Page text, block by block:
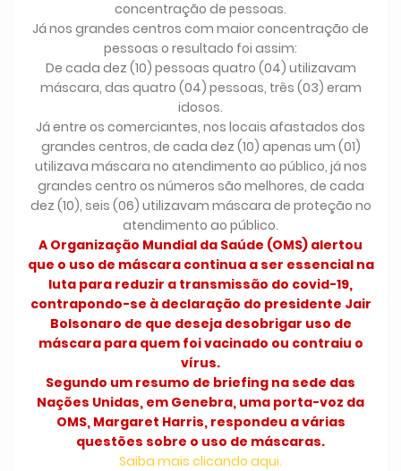
concentração de pessoas.
Já nos grandes centros com maior concentração de
pessoas o resultado foi assim:
De cada dez (10) pessoas quatro (04) utilizavam
máscara, das quatro (04) pessoas, três (03) eram
idosos.
Já entre os comerciantes, nos locais afastados dos
grandes centros, de cada dez (10) apenas um (01)
utilizava máscara no atendimento ao público, já nos
grandes centro os números são melhores, de cada
dez (10), seis (06) utilizavam máscara de proteção no
atendimento ao público.
A Organização Mundial da Saúde (OMS) alertou
que o uso de máscara continua a ser essencial na
luta para reduzir a transmissão do covid-19,
contrapondo-se à declaração do presidente Jair
Bolsonaro de que deseja desobrigar uso de
máscara para quem foi vacinado ou contraiu o
vírus.
Segundo um resumo de briefing na sede das
Nações Unidas, em Genebra, uma porta-voz da
OMS, Margaret Harris, respondeu a várias
questões sobre o uso de máscaras.
Saiba mais clicando aqui.